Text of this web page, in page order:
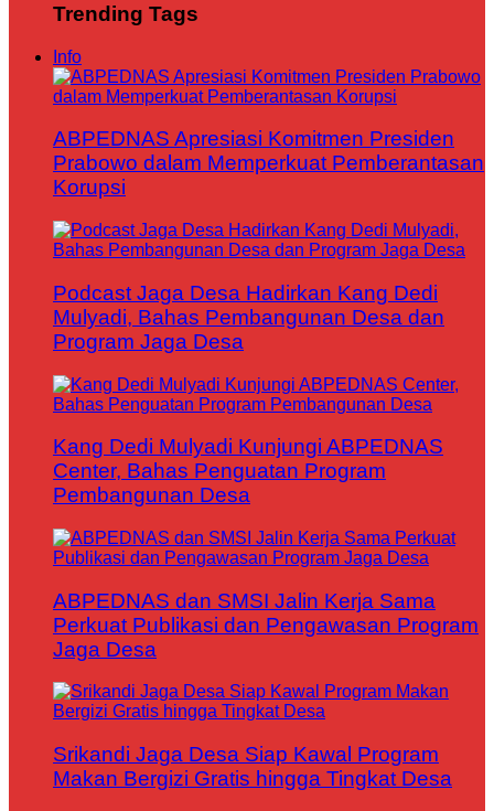
Trending Tags
Info
ABPEDNAS Apresiasi Komitmen Presiden
Prabowo dalam Memperkuat Pemberantasan
Korupsi
Podcast Jaga Desa Hadirkan Kang Dedi
Mulyadi, Bahas Pembangunan Desa dan
Program Jaga Desa
Kang Dedi Mulyadi Kunjungi ABPEDNAS
Center, Bahas Penguatan Program
Pembangunan Desa
ABPEDNAS dan SMSI Jalin Kerja Sama
Perkuat Publikasi dan Pengawasan Program
Jaga Desa
Srikandi Jaga Desa Siap Kawal Program
Makan Bergizi Gratis hingga Tingkat Desa